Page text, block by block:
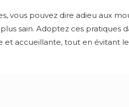
vous pouvez dire adieu aux
sain. Adoptez ces pratiques
accueillante, tout en évitant